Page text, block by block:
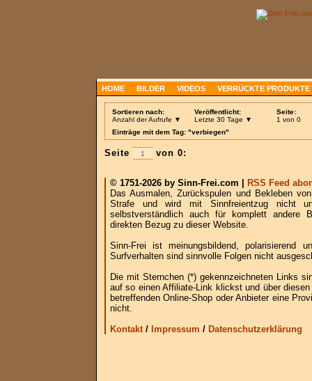
HOME BILDER VIDEOS VERRÜCKTE PRODUKTE
Sortieren nach:
Anzahl der Aufrufe ▼
Veröffentlicht:
Letzte 30 Tage ▼
Seite:
1 von 0
Einträge mit dem Tag: "verbiegen"
Seite von 0:
© 1751-2026 by Sinn-Frei.com |
RSS Feed
Das Ausmalen, Zurückspulen und Bekleben
Strafe und wird mit Sinnfreientzug nicht
selbstverständlich auch für komplett andere
direkten Bezug zu dieser Website.
Sinn-Frei ist meinungsbildend, polarisierend
Surfverhalten sind sinnvolle Folgen nicht
Die mit Sternchen (*) gekennzeichneten Links
auf so einen Affiliate-Link klickst und über
betreffenden Online-Shop oder Anbieter eine
nicht.
Kontakt/ Impressum / Datenschutzerklärung